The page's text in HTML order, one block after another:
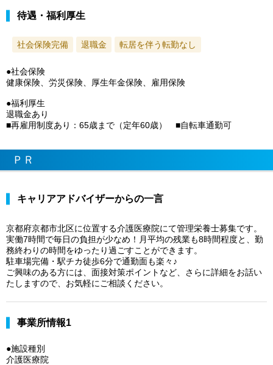
待遇・福利厚生
社会保険完備 退職金 転居を伴う転勤なし
●社会保険
健康保険、労災保険、厚生年金保険、雇用保険
●福利厚生
退職金あり
■再雇用制度あり：65歳まで（定年60歳） ■自転車通勤可
ＰＲ
キャリアアドバイザーからの一言
京都府京都市北区に位置する介護医療院にて管理栄養士募集です。
実働7時間で毎日の負担が少なめ！月平均の残業も8時間程度と、勤
務終わりの時間をゆったり過ごすことができます。
駐車場完備・駅チカ徒歩6分で通勤面も楽々♪
ご興味のある方には、面接対策ポイントなど、さらに詳細をお話い
たしますので、お気軽にご相談ください。
事業所情報1
●施設種別
介護医療院